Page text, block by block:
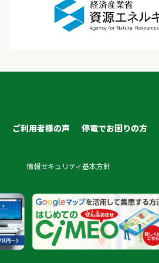
ご利用者様の声 停電でお困りの方
情報セキュリティ基本方針